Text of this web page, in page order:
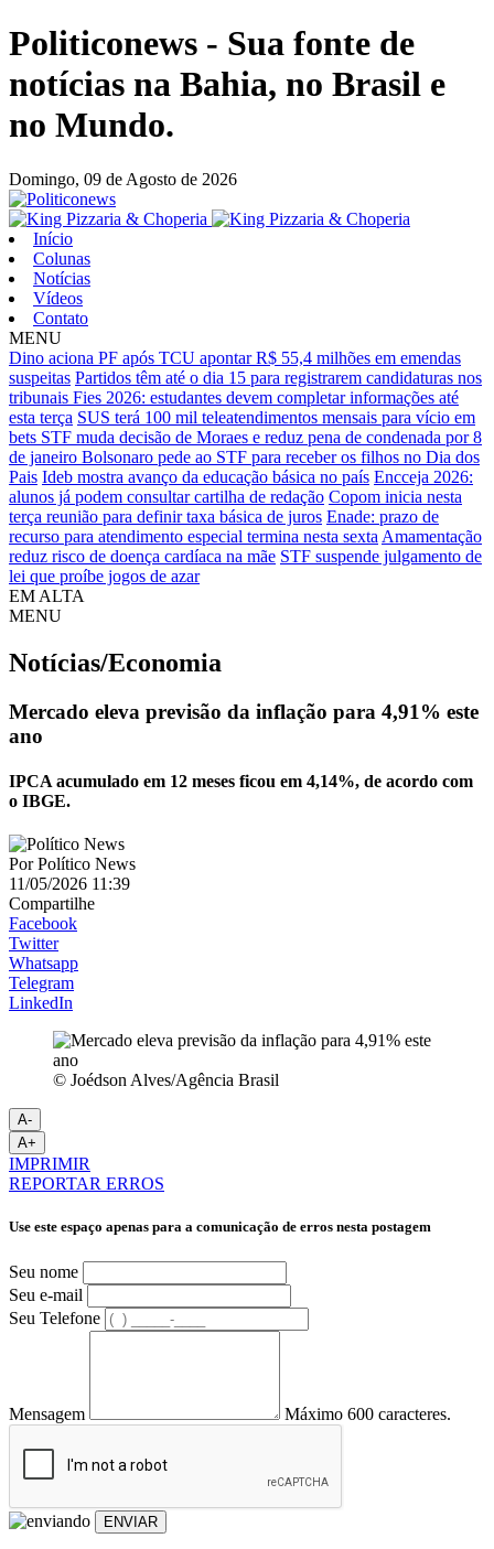
Politiconews - Sua fonte de
notícias na Bahia, no Brasil e
no Mundo.
Domingo, 09 de Agosto de 2026
Início
Colunas
Notícias
Vídeos
Contato
MENU
Dino aciona PF após TCU apontar R$ 55,4 milhões em emendas
suspeitas Partidos têm até o dia 15 para registrarem candidaturas nos
tribunais Fies 2026: estudantes devem completar informações até
esta terça SUS terá 100 mil teleatendimentos mensais para vício em
bets STF muda decisão de Moraes e reduz pena de condenada por 8
de janeiro Bolsonaro pede ao STF para receber os filhos no Dia dos
Pais Ideb mostra avanço da educação básica no país Encceja 2026:
alunos já podem consultar cartilha de redação Copom inicia nesta
terça reunião para definir taxa básica de juros Enade: prazo de
recurso para atendimento especial termina nesta sexta Amamentação
reduz risco de doença cardíaca na mãe STF suspende julgamento de
lei que proíbe jogos de azar
EM ALTA
MENU
Notícias/Economia
Mercado eleva previsão da inflação para 4,91% este
ano
IPCA acumulado em 12 meses ficou em 4,14%, de acordo com
o IBGE.
PorPolítico News
11/05/2026 11:39
Compartilhe
Facebook
Twitter
Whatsapp
Telegram
LinkedIn
© Joédson Alves/Agência Brasil
A-
A+
IMPRIMIR
REPORTAR ERROS
Use este espaço apenas para a comunicação de erros nesta postagem
Seu nome
Seu e-mail
Seu Telefone
Mensagem Máximo 600 caracteres.
ENVIAR